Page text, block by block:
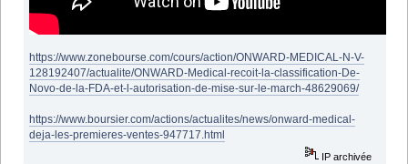
https://www.zonebourse.com/cours/action/ONWARD-MEDICAL-N-V-
128192407/actualite/ONWARD-Medical-recoit-la-classification-De-
Novo-de-la-FDA-et-l-autorisation-de-mise-sur-le-march-48629069/
https://www.boursier.com/actions/actualites/news/onward-medical-
deja-les-premieres-ventes-947717.html
IP archivée